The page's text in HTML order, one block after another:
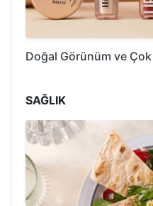
Doğal Görünüm ve
SAĞLIK